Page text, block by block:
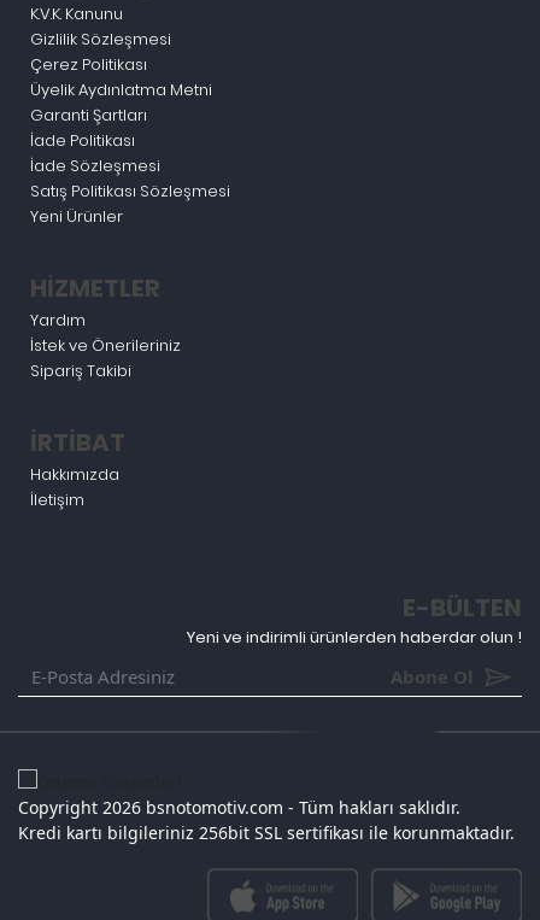
K.V.K. Kanunu
Gizlilik Sözleşmesi
Çerez Politikası
Üyelik Aydınlatma Metni
Garanti Şartları
İade Politikası
İade Sözleşmesi
Satış Politikası Sözleşmesi
Yeni Ürünler
HİZMETLER
Yardım
İstek ve Önerileriniz
Sipariş Takibi
İRTİBAT
Hakkımızda
İletişim
E-BÜLTEN
Yeni ve indirimli ürünlerden haberdar olun !
Abone Ol
Copyright 2026 bsnotomotiv.com - Tüm hakları saklıdır.
Kredi kartı bilgileriniz 256bit SSL sertifikası ile korunmaktadır.